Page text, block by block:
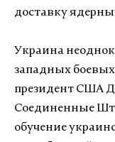
доставку
Украина
западных боевых
президент США
Соединенные
обучение